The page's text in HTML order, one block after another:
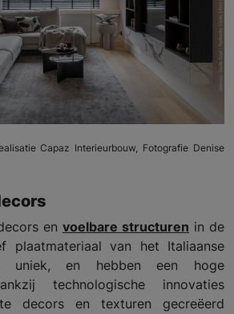
Capaz Interieurbouw, Fotografie Denise
en voelbare structuren in de
plaatmateriaal van het Italiaanse
uniek, en hebben een hoge
technologische innovaties
decors en texturen gecreëerd